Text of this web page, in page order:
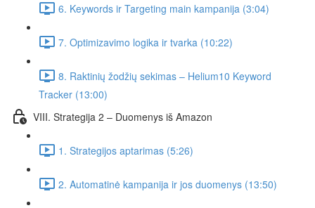
6. Keywords ir Targeting main kampanija (3:04)
7. Optimizavimo logika ir tvarka (10:22)
8. Raktinių žodžių sekimas – Helium10 Keyword
Tracker (13:00)
VIII. Strategija 2 – Duomenys iš Amazon
1. Strategijos aptarimas (5:26)
2. Automatinė kampanija ir jos duomenys (13:50)